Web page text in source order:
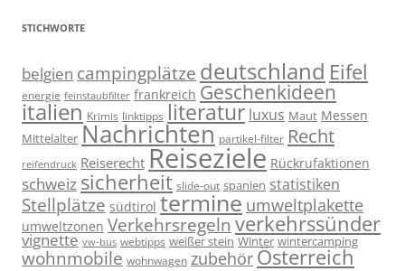
STICHWORTE
belgien campingplätze deutschland Eifel
energie feinstaubfilter frankreich Geschenkideen
italien Krimis linktipps literatur luxus Maut Messen
Mittelalter Nachrichten partikel-filter Recht
reifendruck Reiserecht Reiseziele Rückrufaktionen
schweiz sicherheit slide-out spanien statistiken
Stellplätze südtirol termine umweltplakette
umweltzonen Verkehrsregeln verkehrssünder
vignette vw-bus webtipps weißer stein Winter wintercamping
wohnmobile wohnwagen zubehör Österreich